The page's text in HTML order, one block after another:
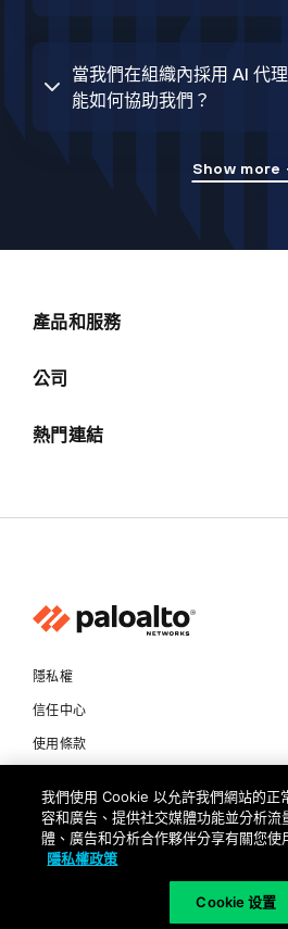
當我們在組織內採用 AI 代
能如何協助我們？
Show more
產品和服務
公司
熱門連結
隱私權
信任中心
使用條款
Copyright © 2026 Palo Alto
我們使用 Cookie 以允許我們網站的正
容和廣告、提供社交媒體功能並分析流
體、廣告和分析合作夥伴分享有關您使
隱私權政策
Cookie 设置